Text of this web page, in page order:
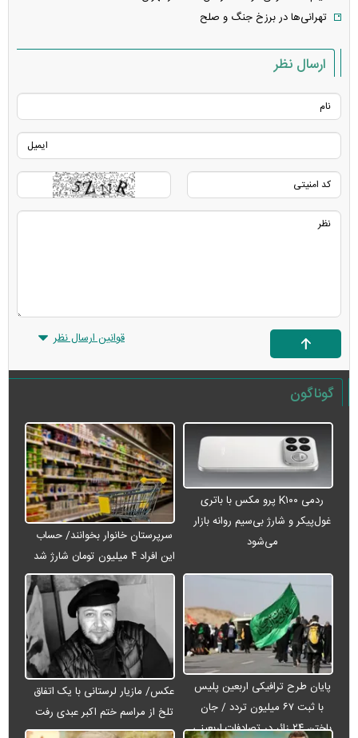
تهرانی‌ها در برزخ جنگ و صلح
ارسال نظر
قوانین ارسال نظر
گوناگون
ردمی K۱۰۰ پرو مکس با باتری
غول‌پیکر و شارژ بی‌سیم روانه بازار
می‌شود
سرپرستان خانوار بخوانند/ حساب
این افراد ۴ میلیون تومان شارژ شد
پایان طرح ترافیکی اربعین پلیس
با ثبت ۶۷ میلیون تردد / جان
باختن ۲۴ زائر در تصادفات اربعینی
عکس/ مازیار لرستانی با یک اتفاق
تلخ از مراسم ختم اکبر عبدی رفت